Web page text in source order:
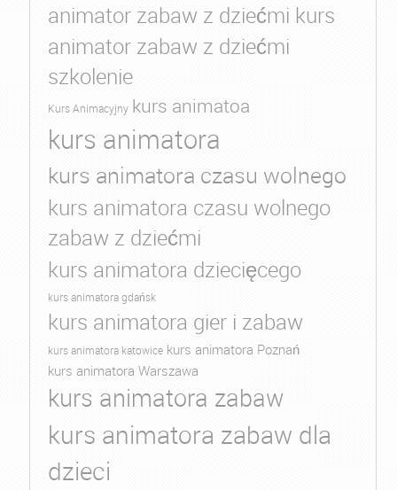
animator zabaw z dziećmi kurs
animator zabaw z dziećmi
szkolenie
Kurs Animacyjny kurs animatoa
kurs animatora
kurs animatora czasu wolnego
kurs animatora czasu wolnego
zabaw z dziećmi
kurs animatora dziecięcego
kurs animatora gdańsk
kurs animatora gier i zabaw
kurs animatora katowice kurs animatora Poznań
kurs animatora Warszawa
kurs animatora zabaw
kurs animatora zabaw dla
dzieci